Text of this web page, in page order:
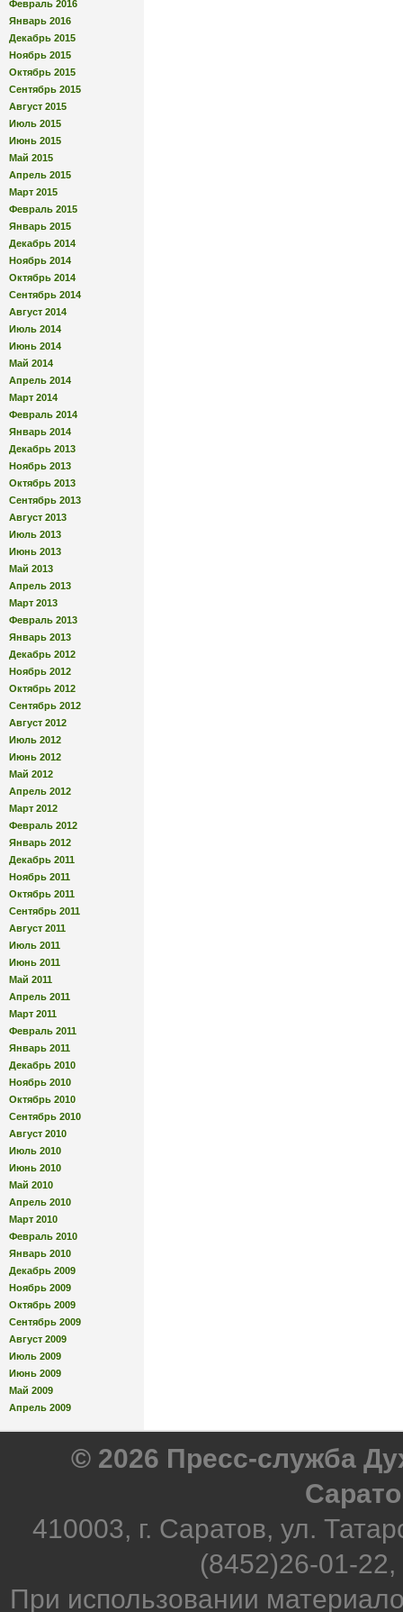
Февраль 2016
Январь 2016
Декабрь 2015
Ноябрь 2015
Октябрь 2015
Сентябрь 2015
Август 2015
Июль 2015
Июнь 2015
Май 2015
Апрель 2015
Март 2015
Февраль 2015
Январь 2015
Декабрь 2014
Ноябрь 2014
Октябрь 2014
Сентябрь 2014
Август 2014
Июль 2014
Июнь 2014
Май 2014
Апрель 2014
Март 2014
Февраль 2014
Январь 2014
Декабрь 2013
Ноябрь 2013
Октябрь 2013
Сентябрь 2013
Август 2013
Июль 2013
Июнь 2013
Май 2013
Апрель 2013
Март 2013
Февраль 2013
Январь 2013
Декабрь 2012
Ноябрь 2012
Октябрь 2012
Сентябрь 2012
Август 2012
Июль 2012
Июнь 2012
Май 2012
Апрель 2012
Март 2012
Февраль 2012
Январь 2012
Декабрь 2011
Ноябрь 2011
Октябрь 2011
Сентябрь 2011
Август 2011
Июль 2011
Июнь 2011
Май 2011
Апрель 2011
Март 2011
Февраль 2011
Январь 2011
Декабрь 2010
Ноябрь 2010
Октябрь 2010
Сентябрь 2010
Август 2010
Июль 2010
Июнь 2010
Май 2010
Апрель 2010
Март 2010
Февраль 2010
Январь 2010
Декабрь 2009
Ноябрь 2009
Октябрь 2009
Сентябрь 2009
Август 2009
Июль 2009
Июнь 2009
Май 2009
Апрель 2009
© 2026 Пресс-служба
410003, г. Саратов, ул.
(8452)26-01-
При использовании